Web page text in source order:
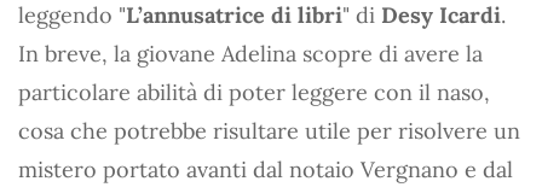
leggendo "L’annusatrice di libri" di Desy Icardi.
In breve, la giovane Adelina scopre di avere la
particolare abilità di poter leggere con il naso,
cosa che potrebbe risultare utile per risolvere un
mistero portato avanti dal notaio Vergnano e dal